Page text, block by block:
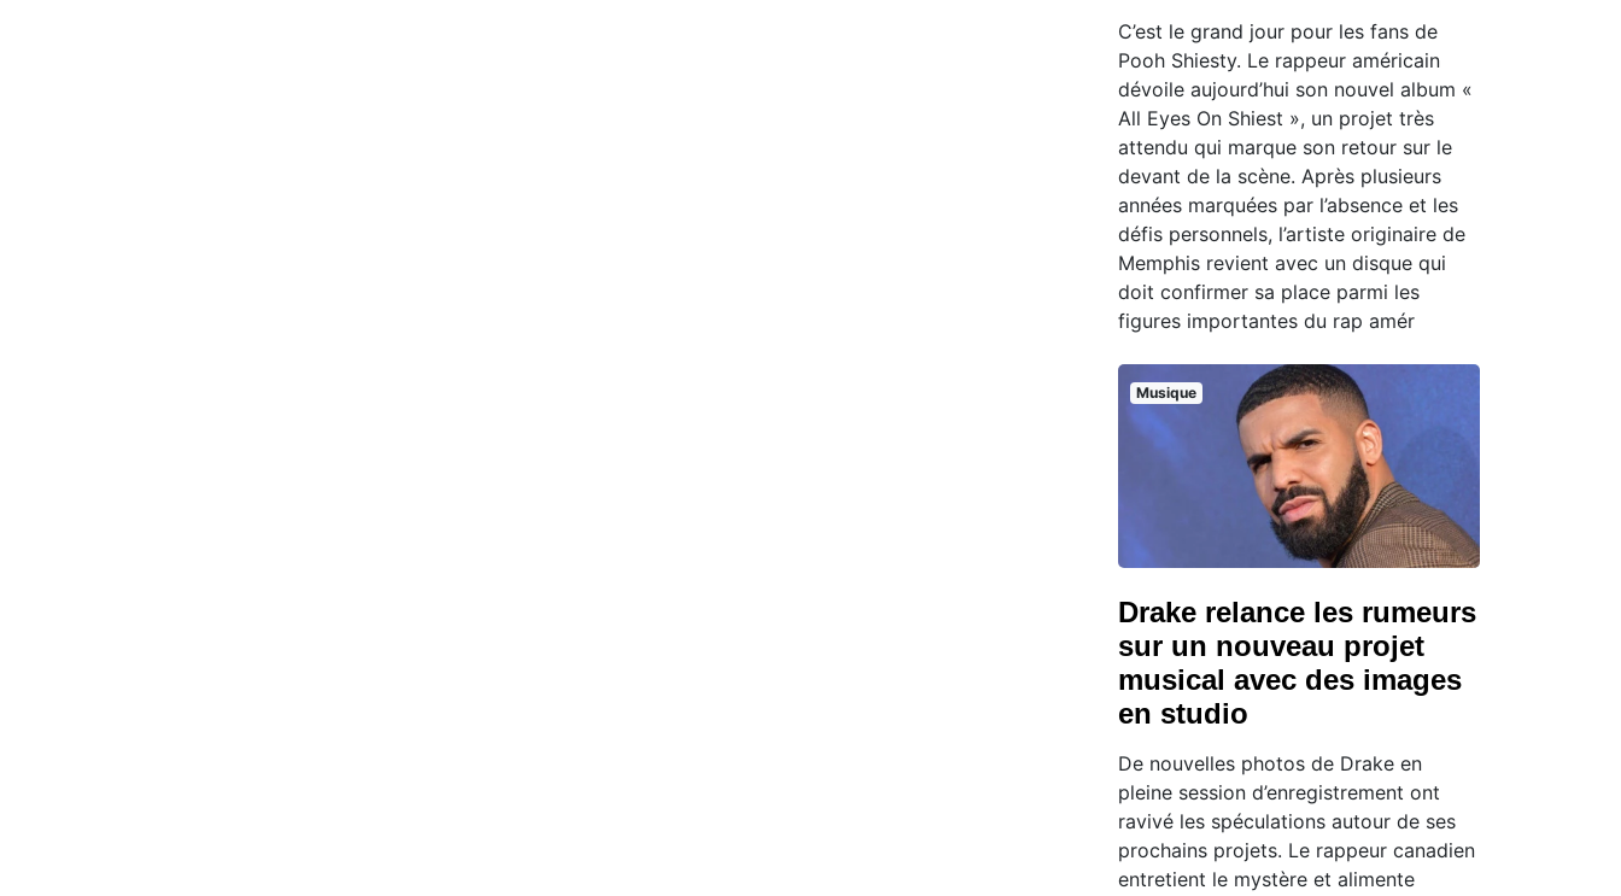
C’est le grand jour pour les fans de
Pooh Shiesty. Le rappeur américain
dévoile aujourd’hui son nouvel album «
All Eyes On Shiest », un projet très
attendu qui marque son retour sur le
devant de la scène. Après plusieurs
années marquées par l’absence et les
défis personnels, l’artiste originaire de
Memphis revient avec un disque qui
doit confirmer sa place parmi les
figures importantes du rap amér
Musique
Drake relance les rumeurs
sur un nouveau projet
musical avec des images
en studio
De nouvelles photos de Drake en
pleine session d’enregistrement ont
ravivé les spéculations autour de ses
prochains projets. Le rappeur canadien
entretient le mystère et alimente